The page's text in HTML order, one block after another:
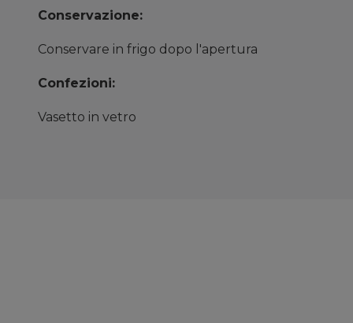
Conservazione:
Conservare in frigo dopo l'apertura
Confezioni:
Vasetto in vetro